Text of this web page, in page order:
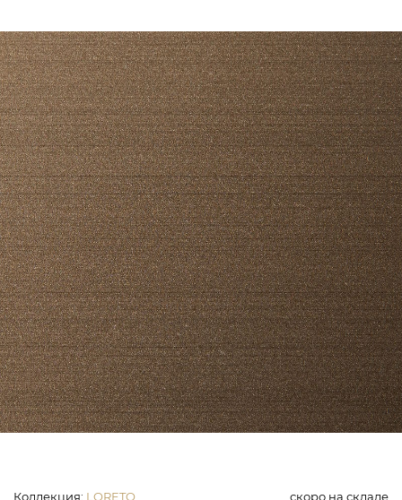
Коллекция: LORETO скоро на складе